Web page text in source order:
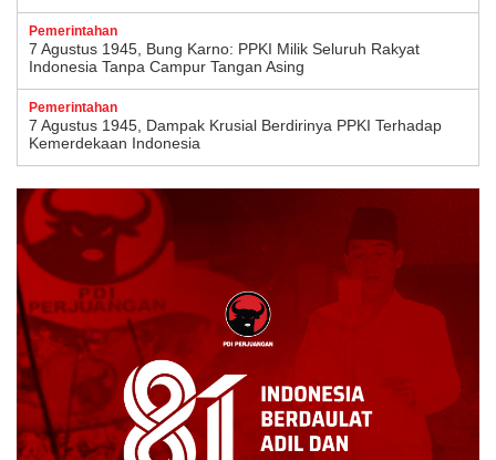
Pemerintahan
7 Agustus 1945, Bung Karno: PPKI Milik Seluruh Rakyat
Indonesia Tanpa Campur Tangan Asing
Pemerintahan
7 Agustus 1945, Dampak Krusial Berdirinya PPKI Terhadap
Kemerdekaan Indonesia